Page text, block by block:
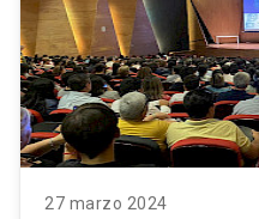
27 marzo 2024